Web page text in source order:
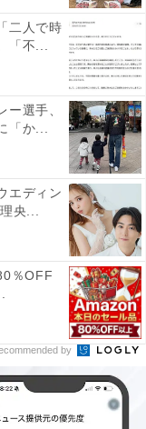
二人で時
「不...
ー選手、
「か...
エディン
央...
％OFF
by